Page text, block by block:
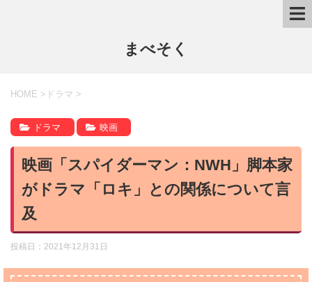
まべそく
HOME > ドラマ >
ドラマ 映画
映画「スパイダーマン：NWH」脚本家
がドラマ「ロキ」との関係について言
及
投稿日： 2021年12月31日